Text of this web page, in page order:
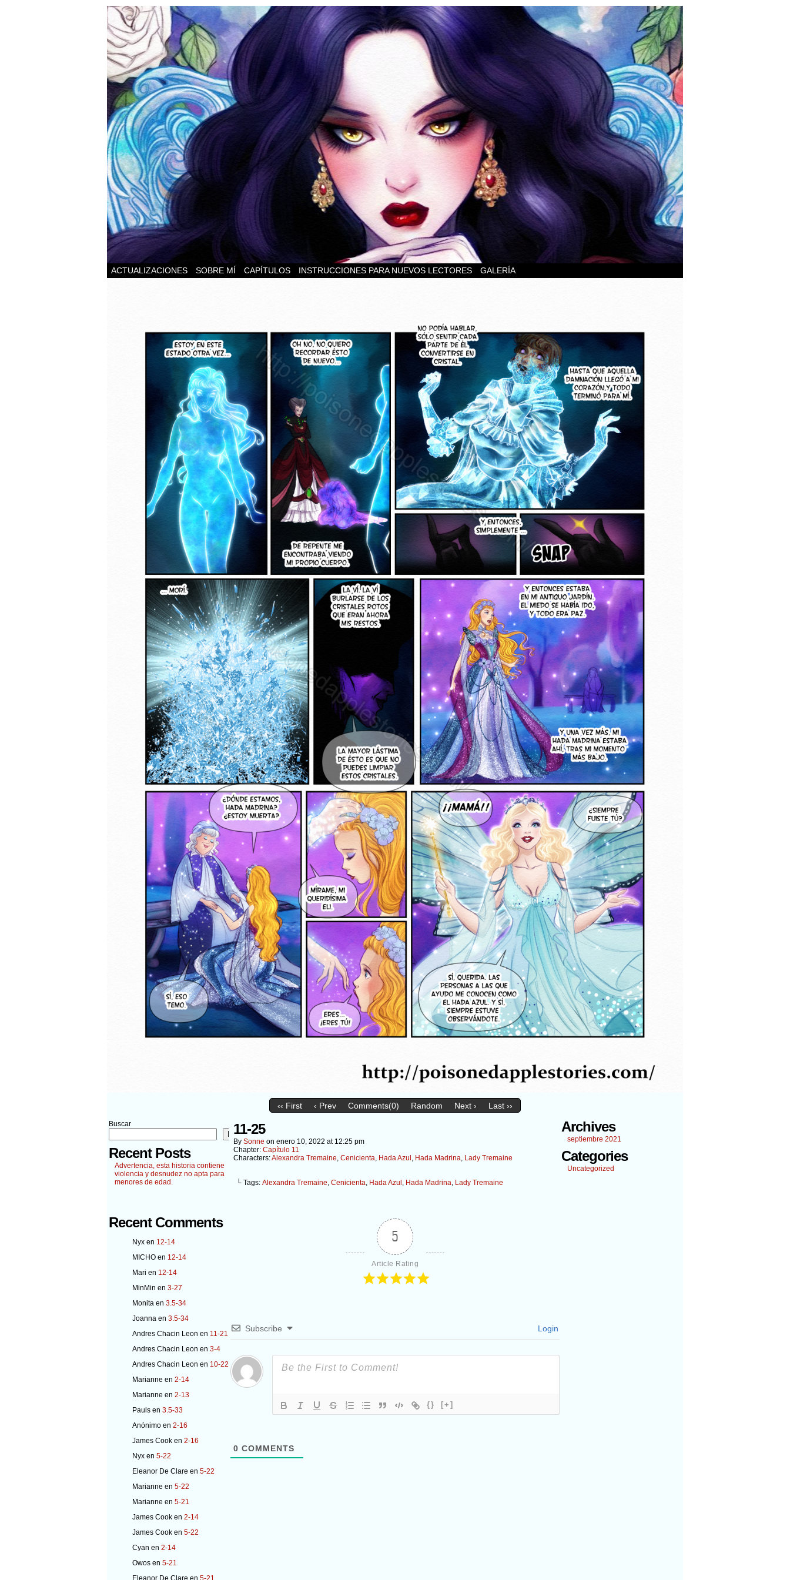
ACTUALIZACIONES SOBRE MÍ CAPÍTULOS INSTRUCCIONES PARA NUEVOS LECTORES GALERÍA
‹‹ First ‹ Prev Comments(0) Random Next › Last ››
Buscar
Buscar
Recent Posts
Advertencia, esta historia contiene
violencia y desnudez no apta para
menores de edad.
Recent Comments
Nyx en 12-14
MICHO en 12-14
Mari en 12-14
MinMin en 3-27
Monita en 3.5-34
Joanna en 3.5-34
Andres Chacin Leon en 11-21
Andres Chacin Leon en 3-4
Andres Chacin Leon en 10-22
Marianne en 2-14
Marianne en 2-13
Pauls en 3.5-33
Anónimo en 2-16
James Cook en 2-16
Nyx en 5-22
Eleanor De Clare en 5-22
Marianne en 5-22
Marianne en 5-21
James Cook en 2-14
James Cook en 5-22
Cyan en 2-14
Owos en 5-21
Eleanor De Clare en 5-21
11-25
By Sonne on enero 10, 2022 at 12:25 pm
Chapter: Capítulo 11
Characters:Alexandra Tremaine, Cenicienta, Hada Azul , Hada Madrina, Lady Tremaine
└ Tags: Alexandra Tremaine, Cenicienta, Hada Azul , Hada Madrina, Lady Tremaine
5
Article Rating
Subscribe Login
{} [+]
0 COMMENTS
Archives
septiembre 2021
Categories
Uncategorized